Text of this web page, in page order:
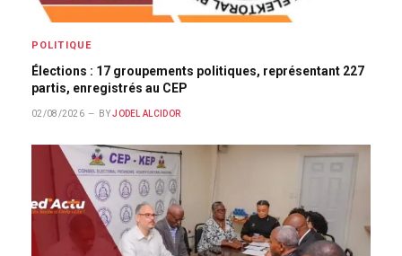
POLITIQUE
Élections : 17 groupements politiques, représentant 227
partis, enregistrés au CEP
02/08/2026 BY JODEL ALCIDOR